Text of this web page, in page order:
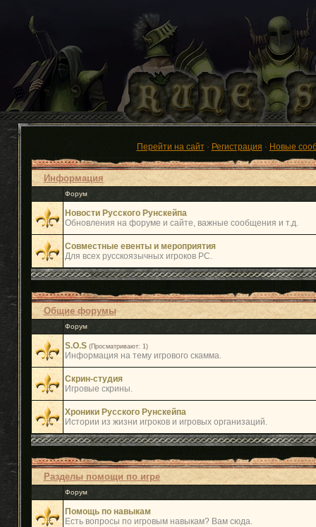
Перейти на сайт· Регистрация · Новые
Информация
Форум
Новости Русского Рунскейпа
Обновления на форуме и сайте, важные сообщения и т.д.
Совместные евенты и мероприятия
Для всех русскоязычных игроков РС.
Общие форумы
Форум
S.O.S (Просматривают: 1)
Информация на тему игрового скамма.
Скрин-студия
Игровые скрины.
Хроники Русского Рунскейпа
Истории из жизни игроков и игровых организаций.
Разделы помощи по игре
Форум
Помощь по навыкам
Есть вопросы по игровым навыкам? Вам сюда.